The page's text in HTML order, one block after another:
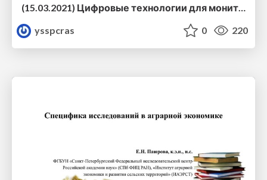
(15.03.2021) Цифровые технологии для мониторинга здоровья молочного стада
ysspcras
0 220